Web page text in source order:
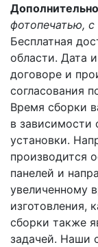
Дополнительно
фотопечатью,
Бесплатная
области. Дата
договоре и
согласования
Время сборки
в зависимости
установки.
производится
панелей и
увеличенному
изготовления,
сборки также
задачей. Наши